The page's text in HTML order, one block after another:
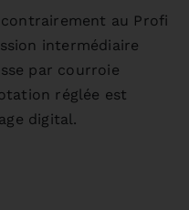
au Profi
intermédiaire
par courroie
réglée est
digital.